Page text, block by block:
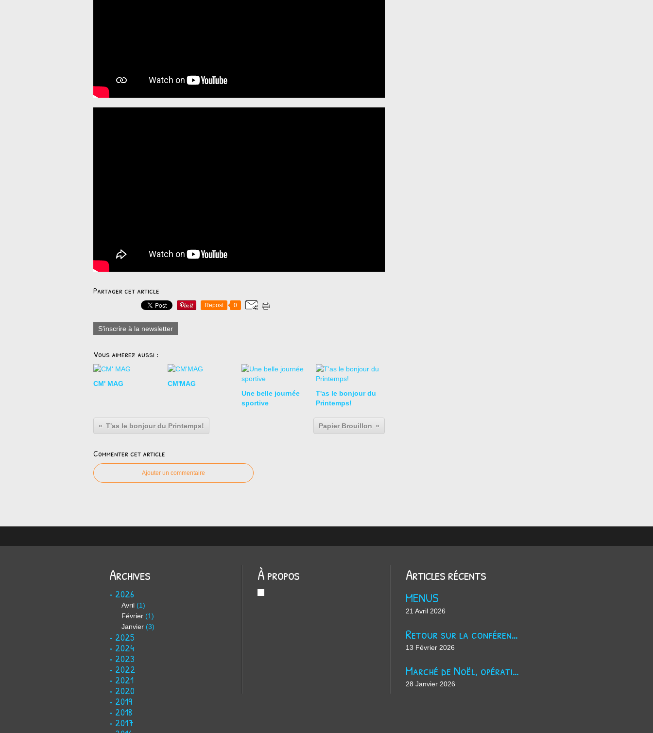
Partager cet article
Repost 0
S'inscrire à la newsletter
Vous aimerez aussi :
CM' MAG
CM'MAG
Une belle journée
sportive
T'as le bonjour du
Printemps!
T'as le bonjour du Printemps! Papier Brouillon
Commenter cet article
Ajouter un commentaire
Archives
2026
Avril (1)
Février (1)
Janvier (3)
2025
2024
2023
2022
2021
2020
2019
2018
2017
À propos Articles récents
MENUS
21 Avril 2026
Retour sur la conférence sur le harcèlement scolaire !
13 Février 2026
Marché de Noël, opération jus de pomme et maintenant ?
28 Janvier 2026